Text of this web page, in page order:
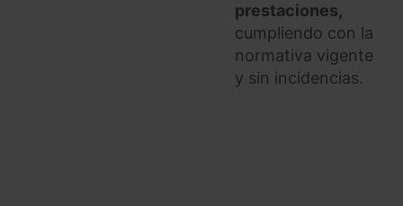
prestaciones,
cumpliendo con la
normativa vigente
y sin incidencias.